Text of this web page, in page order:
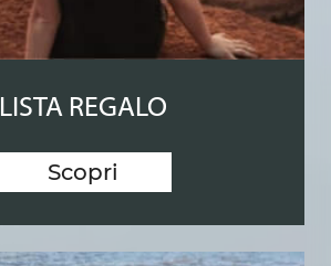
LISTA REGALO
Scopri